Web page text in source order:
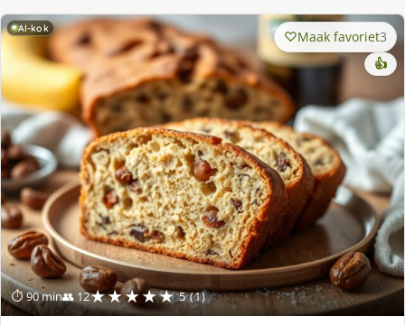
AI-kok
⏱ 90 min👥 12★★★★★ 5 (1)
Maak favoriet3
👍